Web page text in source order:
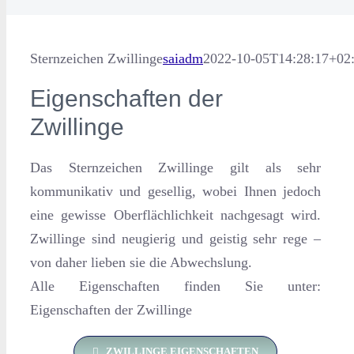
Sternzeichen Zwillingesaiadm2022-10-
Eigenschaften der
Zwillinge
Das Sternzeichen Zwillinge gilt als sehr
kommunikativ und gesellig, wobei Ihnen jedoch
eine gewisse Oberflächlichkeit nachgesagt wird.
Zwillinge sind neugierig und geistig sehr rege –
von daher lieben sie die Abwechslung.
Alle Eigenschaften finden Sie unter:
Eigenschaften der Zwillinge
ZWILLINGE EIGENSCHAFTEN